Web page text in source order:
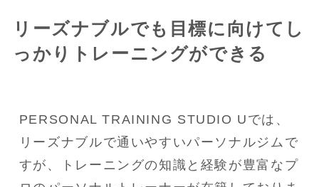
リーズナブルでも目標に向けてし
っかりトレーニングができる
PERSONAL TRAINING STUDIO Uでは、
リーズナブルで通いやすいパーソナルジムで
すが、トレーニングの知識と経験が豊富なプ